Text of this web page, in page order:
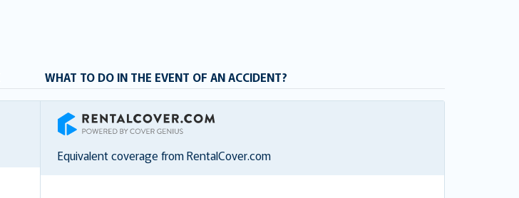
WHAT TO DO IN THE EVENT OF AN ACCIDENT?
RentalCover
Equivalent coverage from RentalCover.com